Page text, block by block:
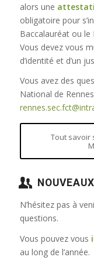
alors une
obligatoire pour
Baccalauréat ou
Vous devez vous
d’identité et d’un
Vous avez des
National de
Tout savoir
N’hésitez pas à
questions.
Vous pouvez vous
au long de l’année.